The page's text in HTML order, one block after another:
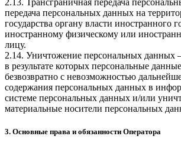
передача персональных данных на
государства органу власти иностранного
иностранному физическому или
лицу.
2.14. Уничтожение персональных данных
в результате которых персональные
безвозвратно с невозможностью
содержания персональных данных в
системе персональных данных и/или
материальные носители персональных
3. Основные права и обязанности Оператора